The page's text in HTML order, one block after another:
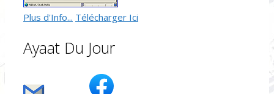
Plus d'Info... Télécharger Ici
Ayaat Du Jour